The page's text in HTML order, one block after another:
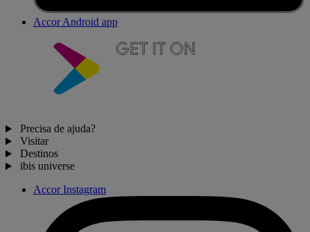
Accor Android app
Precisa de ajuda?
Visitar
Destinos
ibis universe
Accor Instagram